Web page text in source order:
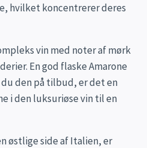
hvilket koncentrerer deres
vin med noter af mørk
En god flaske Amarone
den på tilbud, er det en
i den luksuriøse vin til en
østlige side af Italien, er